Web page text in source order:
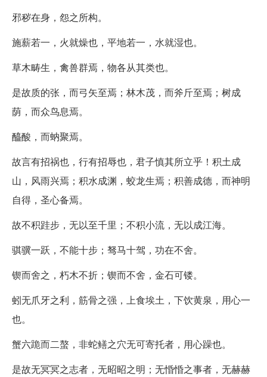
邪秽在身，怨之所构。
施薪若一，火就燥也，平地若一，水就湿也。
草木畴生，禽兽群焉，物各从其类也。
是故质的张，而弓矢至焉；林木茂，而斧斤至焉；树成
荫，而众鸟息焉。
醯酸，而蚋聚焉。
故言有招祸也，行有招辱也，君子慎其所立乎！积土成
山，风雨兴焉；积水成渊，蛟龙生焉；积善成德，而神明
自得，圣心备焉。
故不积跬步，无以至千里；不积小流，无以成江海。
骐骥一跃，不能十步；驽马十驾，功在不舍。
锲而舍之，朽木不折；锲而不舍，金石可镂。
蚓无爪牙之利，筋骨之强，上食埃土，下饮黄泉，用心一
也。
蟹六跪而二螯，非蛇鳝之穴无可寄托者，用心躁也。
是故无冥冥之志者，无昭昭之明；无惛惛之事者，无赫赫